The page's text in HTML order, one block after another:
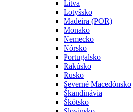
Litva
Lotyšsko
Madeira (POR)
Monako
Nemecko
Nórsko
Portugalsko
Rakúsko
Rusko
Severné Macedónsko
Škandinávia
Škótsko